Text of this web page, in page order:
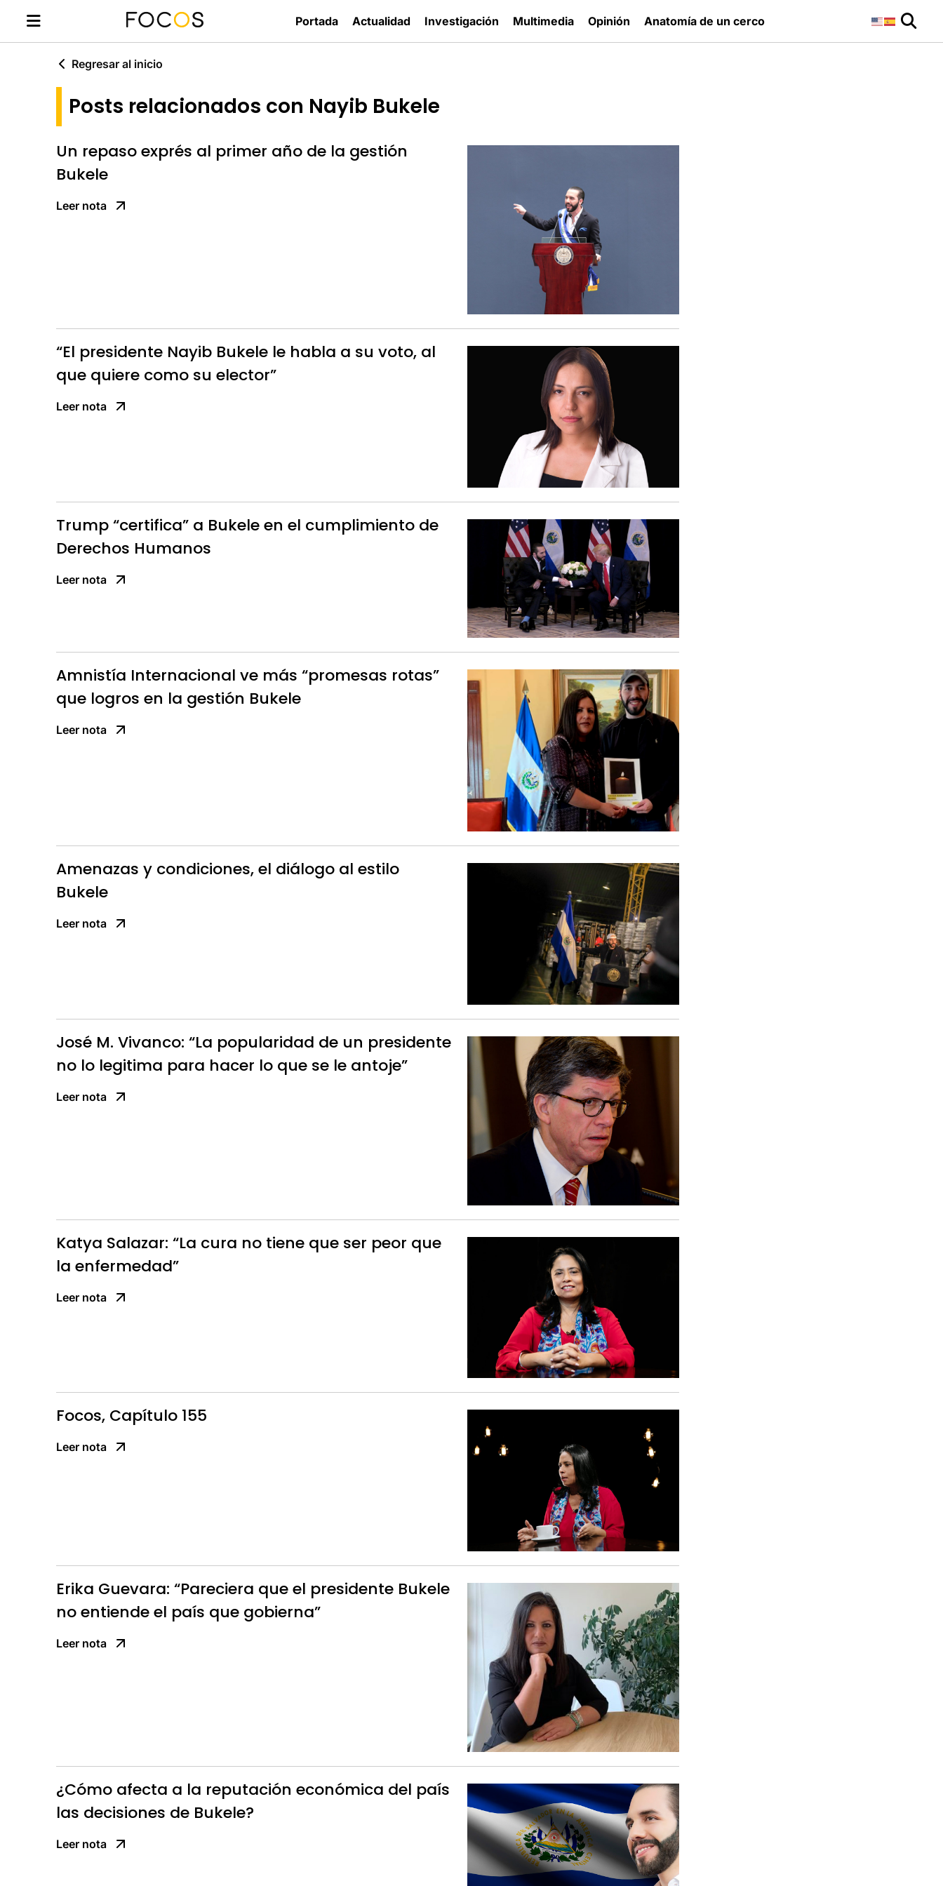
Portada Actualidad Investigación Multimedia Opinión Anatomía de un cerco
Regresar al inicio
Posts relacionados con Nayib Bukele
Un repaso exprés al primer año de la gestión
Bukele
Leer nota
“El presidente Nayib Bukele le habla a su voto, al
que quiere como su elector”
Leer nota
Trump “certifica” a Bukele en el cumplimiento de
Derechos Humanos
Leer nota
Amnistía Internacional ve más “promesas rotas”
que logros en la gestión Bukele
Leer nota
Amenazas y condiciones, el diálogo al estilo
Bukele
Leer nota
José M. Vivanco: “La popularidad de un presidente
no lo legitima para hacer lo que se le antoje”
Leer nota
Katya Salazar: “La cura no tiene que ser peor que
la enfermedad”
Leer nota
Focos, Capítulo 155
Leer nota
Erika Guevara: “Pareciera que el presidente Bukele
no entiende el país que gobierna”
Leer nota
¿Cómo afecta a la reputación económica del país
las decisiones de Bukele?
Leer nota